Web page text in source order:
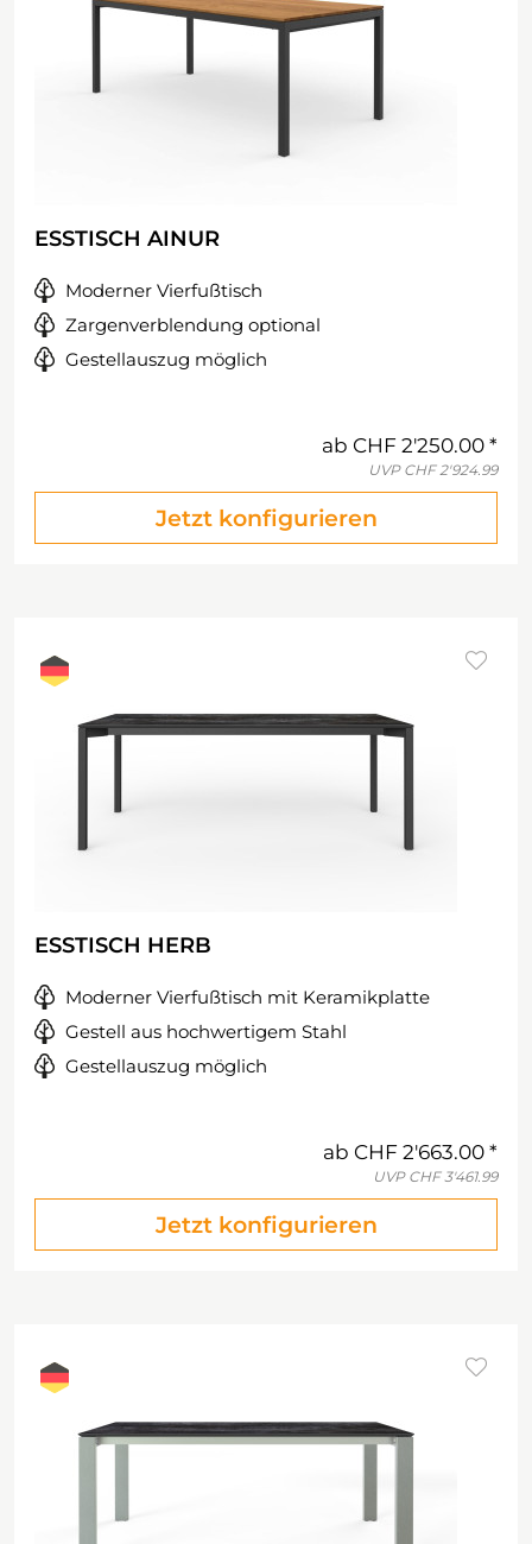
ESSTISCH AINUR
Moderner Vierfußtisch
Zargenverblendung optional
Gestellauszug möglich
ab CHF 2'250.00
UVP CHF 2'924.99
Jetzt konfigurieren
ESSTISCH HERB
Moderner Vierfußtisch mit Keramikplatte
Gestell aus hochwertigem Stahl
Gestellauszug möglich
ab CHF 2'663.00
UVP CHF 3'461.99
Jetzt konfigurieren